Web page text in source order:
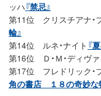
ッハ『禁忌』
第11位 クリスチアナ・
輪』
第14位 ルネ・ナイト 『
第16位 Ｄ・Ｍ・ディヴ
第17位 フレドリック・
角の書店 １８の奇妙な